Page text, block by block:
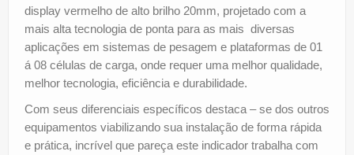
display vermelho de alto brilho 20mm, projetado com a
mais alta tecnologia de ponta para as mais diversas
aplicações em sistemas de pesagem e plataformas de 01
á 08 células de carga, onde requer uma melhor qualidade,
melhor tecnologia, eficiência e durabilidade.
Com seus diferenciais específicos destaca – se dos outros
equipamentos viabilizando sua instalação de forma rápida
e prática, incrível que pareça este indicador trabalha com